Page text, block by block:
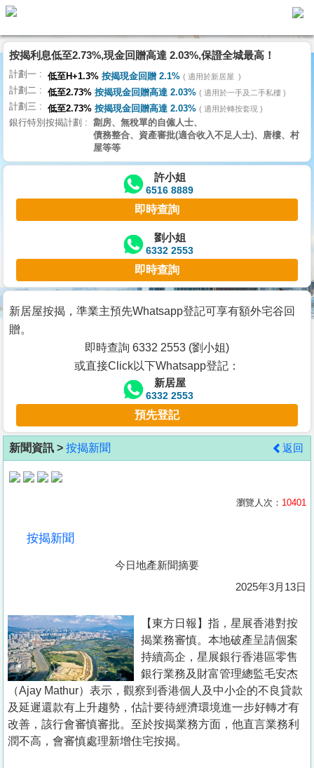
主
頁
搵
樓/
交
業
主
宅
谷
按
客
地
產
置
業
手
冊
關
於
按揭利息低至2.73%,現金回贈高達 2.03%,保證全城最高！
計劃一 低至H+1.3% 按揭現金回贈 2.1% 適用於新居屋
計劃二 低至2.73% 按揭現金回贈高達 2.03% 適用於一手及二手私樓
計劃三 低至2.73% 按揭現金回贈高達 2.03% 適用於轉按套現
銀行特別按揭計劃
劏房、無稅單的自僱人士、
債務整合、資產審批(適合收入不足人士)、唐樓、村
屋等等
許小姐
6516 8889
即時查詢
劉小姐
6332 2553
即時查詢
新居屋按揭，準業主預先Whatsapp登記可享有額外宅谷回
贈。
即時查詢 6332 2553 (劉小姐)
或直接Click以下Whatsapp登記：
新居屋
6332 2553
預先登記
新聞資訊 > 按揭新聞 返回
瀏覽人次： 10401
按揭新聞
今日地產新聞摘要
2025年3月13日
【東方日報】指，星展香港對按
揭業務審慎。本地破產呈請個案
持續高企，星展銀行香港區零售
銀行業務及財富管理總監毛安杰
（Ajay Mathur）表示，觀察到香港個人及中小企的不良貸款
及延遲還款有上升趨勢，估計要待經濟環境進一步好轉才有
改善，該行會審慎審批。至於按揭業務方面，他直言業務利
潤不高，會審慎處理新增住宅按揭。